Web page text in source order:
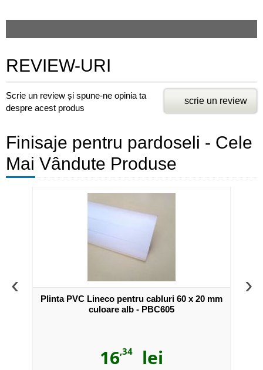
REVIEW-URI
Scrie un review și spune-ne opinia ta
despre acest produs
scrie un review
Finisaje pentru pardoseli - Cele
Mai Vândute Produse
‹
Plinta PVC Lineco pentru cabluri 60 x 20 mm
culoare alb - PBC605
16,34 lei
›